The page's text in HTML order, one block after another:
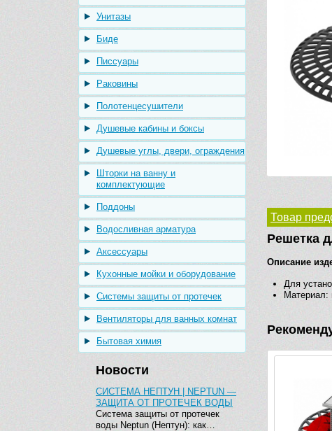
Унитазы
Биде
Писсуары
Раковины
Полотенцесушители
Душевые кабины и боксы
Душевые углы, двери, ограждения
Шторки на ванну и
комплектующие
Поддоны
Водосливная арматура
Аксессуары
Кухонные мойки и оборудование
Системы защиты от протечек
Вентиляторы для ванных комнат
Бытовая химия
Новости
СИСТЕМА НЕПТУН | NEPTUN —
ЗАЩИТА ОТ ПРОТЕЧЕК ВОДЫ
Система защиты от протечек
воды Neptun (Нептун): как…
Товар
Решетка
Описание
Для
Материал: